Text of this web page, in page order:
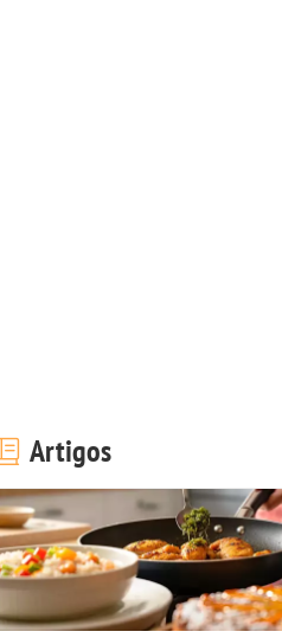
Artigos